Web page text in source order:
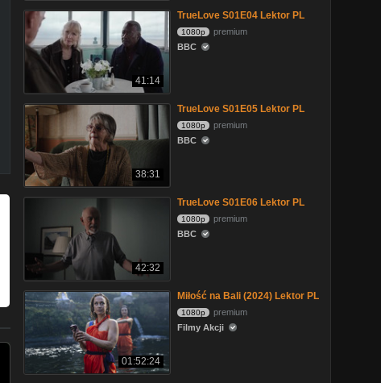
41:14
TrueLove S01E04 Lektor PL
1080p
premium
BBC
38:31
TrueLove S01E05 Lektor PL
1080p
premium
BBC
42:32
TrueLove S01E06 Lektor PL
1080p
premium
BBC
01:52:24
Miłość na Bali (2024) Lektor PL
1080p
premium
Filmy Akcji